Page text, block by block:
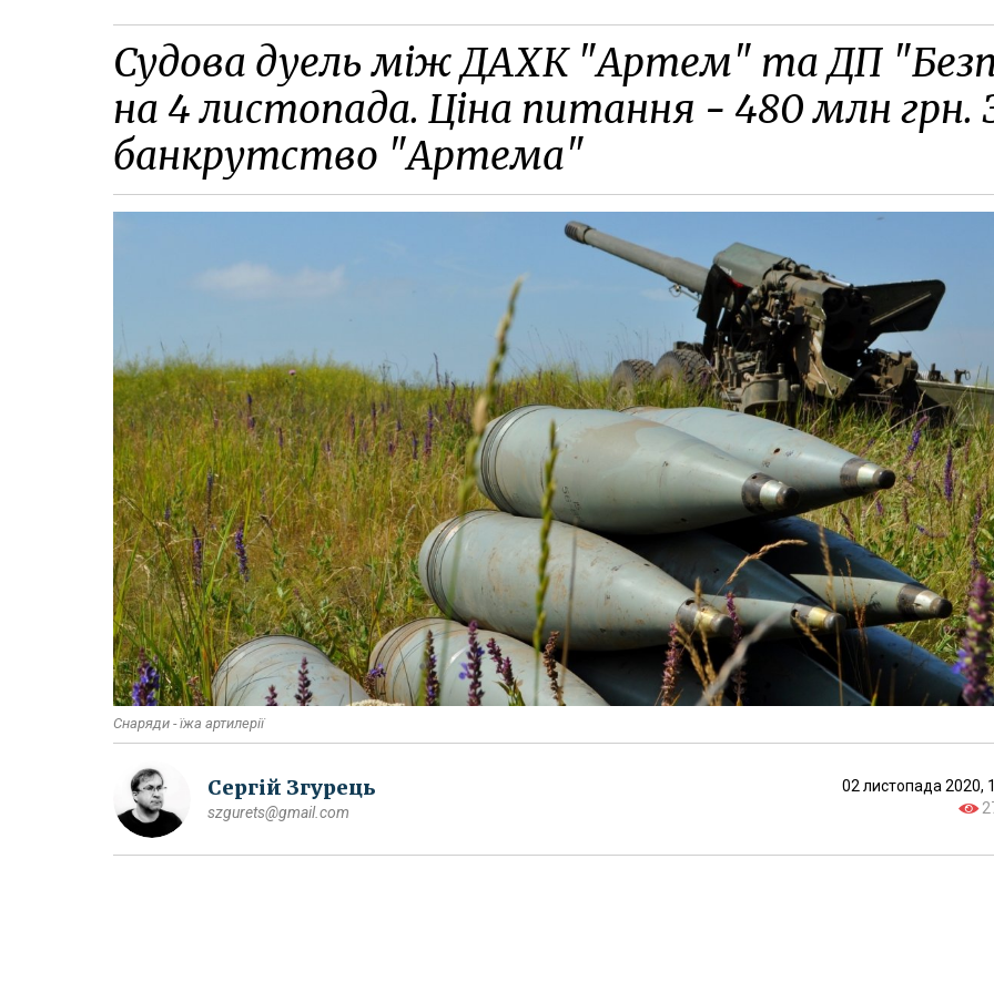
Судова дуель між ДАХК "Артем" та ДП
на 4 листопада. Ціна питання - 480 млн грн.
банкрутство "Артема"
Снаряди - їжа артилерії
Сергій Згурець
szgurets@gmail.com
02 листопада 2020,